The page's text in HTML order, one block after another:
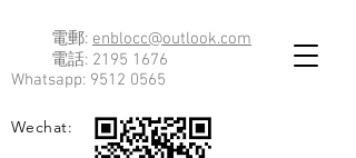
電郵: enblocc@outlook.com
電話: 2195 1676
Whatsapp: 9512 0565
Wechat: